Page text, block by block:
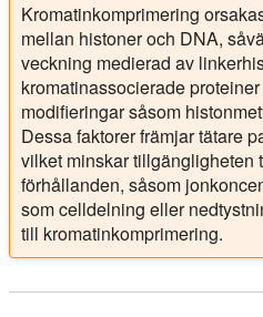
Kromatinkomprimering
mellan histoner och DNA,
veckning medierad av
kromatinassocierade
modifieringar såsom
Dessa faktorer främjar tätare
vilket minskar tillgängligheten
förhållanden, såsom
som celldelning eller
till kromatinkomprimering.